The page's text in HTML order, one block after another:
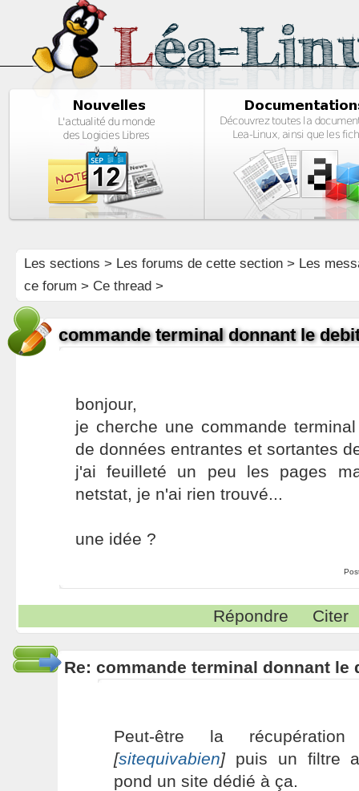
Les sections > Les forums de cette section> Les
ce forum > Ce thread >
commande terminal donnant le
bonjour,
je cherche une commande
de données entrantes et sortantes
j'ai feuilleté un peu les pages
netstat, je n'ai rien trouvé...
une idée ?
Répondre Citer
Re: commande terminal donnant le
Peut-être la
[sitequivabien]puis un filtre
pond un site dédié à ça.